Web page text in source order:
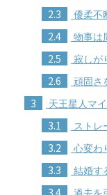
2.3 優柔不
2.4 物事は
2.5 寂しが
2.6 頑固さ
3 天王星人マ
3.1 ストレ
3.2 心変わ
3.3 結婚す